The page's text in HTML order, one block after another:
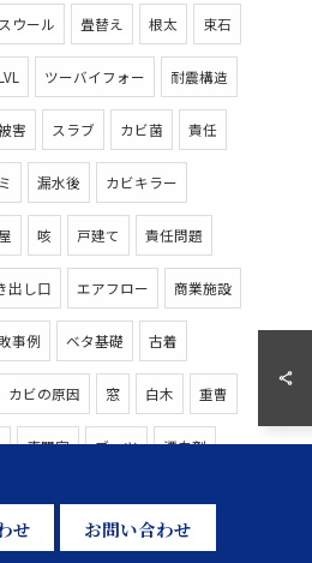
ウール 畳替え 根太 束石
ツーバイフォー 耐震構造
害 スラブ カビ菌 責任
漏水後 カビキラー
咳 戸建て 責任問題
出し口 エアフロー 商業施設
事例 ベタ基礎 古着
カビの原因 窓 白木 重曹
専門家 ブーツ 漂白剤
浴室暖房 結露予防 建材劣化
せ お問い合わせ